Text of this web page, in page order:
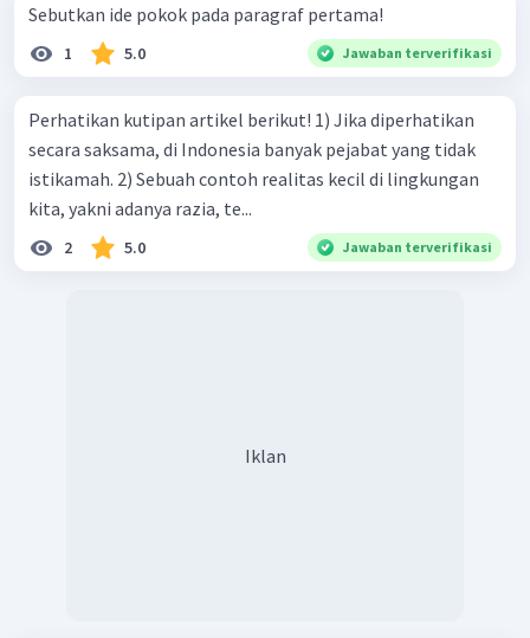
Sebutkan ide pokok pada paragraf pertama!
1 5.0 Jawaban terverifikasi
Perhatikan kutipan artikel berikut! 1) Jika diperhatikan
secara saksama, di Indonesia banyak pejabat yang tidak
istikamah. 2) Sebuah contoh realitas kecil di lingkungan
kita, yakni adanya razia, te...
2 5.0 Jawaban terverifikasi
Iklan